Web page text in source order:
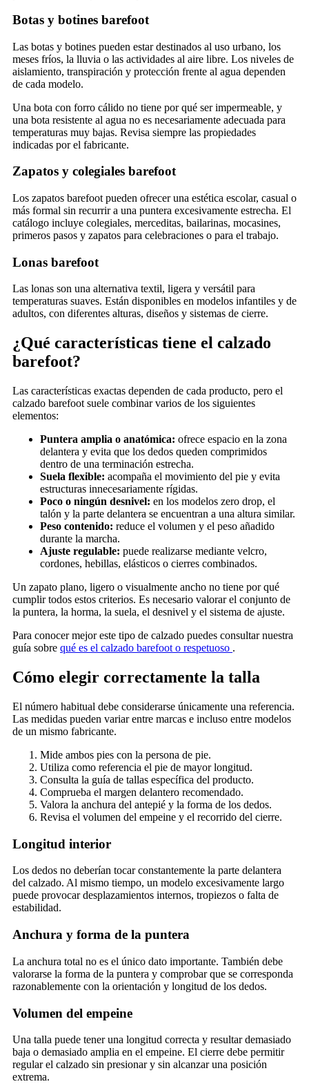
Botas y botines barefoot
Las botas y botines pueden estar destinados al uso urbano, los
meses fríos, la lluvia o las actividades al aire libre. Los niveles de
aislamiento, transpiración y protección frente al agua dependen
de cada modelo.
Una bota con forro cálido no tiene por qué ser impermeable, y
una bota resistente al agua no es necesariamente adecuada para
temperaturas muy bajas. Revisa siempre las propiedades
indicadas por el fabricante.
Zapatos y colegiales barefoot
Los zapatos barefoot pueden ofrecer una estética escolar, casual o
más formal sin recurrir a una puntera excesivamente estrecha. El
catálogo incluye colegiales, merceditas, bailarinas, mocasines,
primeros pasos y zapatos para celebraciones o para el trabajo.
Lonas barefoot
Las lonas son una alternativa textil, ligera y versátil para
temperaturas suaves. Están disponibles en modelos infantiles y de
adultos, con diferentes alturas, diseños y sistemas de cierre.
¿Qué características tiene el calzado
barefoot?
Las características exactas dependen de cada producto, pero el
calzado barefoot suele combinar varios de los siguientes
elementos:
Puntera amplia o anatómica: ofrece espacio en la zona
delantera y evita que los dedos queden comprimidos
dentro de una terminación estrecha.
Suela flexible: acompaña el movimiento del pie y evita
estructuras innecesariamente rígidas.
Poco o ningún desnivel: en los modelos zero drop, el
talón y la parte delantera se encuentran a una altura similar.
Peso contenido: reduce el volumen y el peso añadido
durante la marcha.
Ajuste regulable: puede realizarse mediante velcro,
cordones, hebillas, elásticos o cierres combinados.
Un zapato plano, ligero o visualmente ancho no tiene por qué
cumplir todos estos criterios. Es necesario valorar el conjunto de
la puntera, la horma, la suela, el desnivel y el sistema de ajuste.
Para conocer mejor este tipo de calzado puedes consultar nuestra
guía sobre qué es el calzado barefoot o respetuoso .
Cómo elegir correctamente la talla
El número habitual debe considerarse únicamente una referencia.
Las medidas pueden variar entre marcas e incluso entre modelos
de un mismo fabricante.
Mide ambos pies con la persona de pie.
Utiliza como referencia el pie de mayor longitud.
Consulta la guía de tallas específica del producto.
Comprueba el margen delantero recomendado.
Valora la anchura del antepié y la forma de los dedos.
Revisa el volumen del empeine y el recorrido del cierre.
Longitud interior
Los dedos no deberían tocar constantemente la parte delantera
del calzado. Al mismo tiempo, un modelo excesivamente largo
puede provocar desplazamientos internos, tropiezos o falta de
estabilidad.
Anchura y forma de la puntera
La anchura total no es el único dato importante. También debe
valorarse la forma de la puntera y comprobar que se corresponda
razonablemente con la orientación y longitud de los dedos.
Volumen del empeine
Una talla puede tener una longitud correcta y resultar demasiado
baja o demasiado amplia en el empeine. El cierre debe permitir
regular el calzado sin presionar y sin alcanzar una posición
extrema.